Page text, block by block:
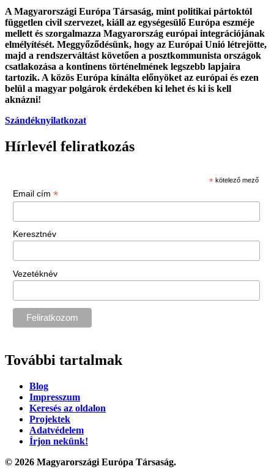
A Magyarországi Európa Társaság, mint politikai pártoktól
független civil szervezet, kiáll az egységesülő Európa eszméje
mellett és szorgalmazza Magyarország európai integrációjának
elmélyítését. Meggyőződésünk, hogy az Európai Unió létrejötte,
majd a rendszerváltást követően a posztkommunista országok
csatlakozása a kontinens történelmének legszebb lapjaira
tartozik. A közös Európa kínálta előnyöket az európai és ezen
belül a magyar polgárok érdekében ki lehet és ki is kell
aknázni!
Szándéknyilatkozat
Hírlevél feliratkozás
* kötelező mező
Email cím *
Keresztnév
Vezetéknév
További tartalmak
Blog
Impresszum
Keresés az oldalon
Projektek
Adatvédelem
Írjon nekünk!
© 2026 Magyarországi Európa Társaság.